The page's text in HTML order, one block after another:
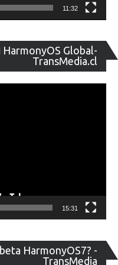
11:32
HarmonyOS Global-
TransMedia.cl
de
15:31
HarmonyOS7? -
TransMedia
de